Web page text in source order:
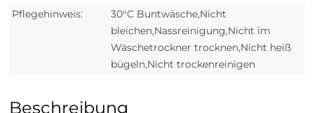
Pflegehinweis:
30°C Buntwäsche,Nicht
bleichen,Nassreinigung,Nicht im
Wäschetrockner trocknen,Nicht heiß
bügeln,Nicht trockenreinigen
Beschreibung